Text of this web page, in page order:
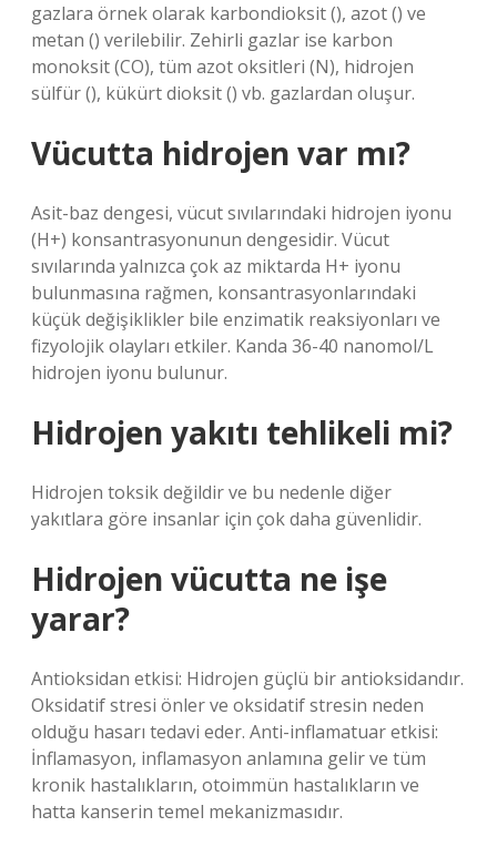
gazlara örnek olarak karbondioksit (), azot () ve
metan () verilebilir. Zehirli gazlar ise karbon
monoksit (CO), tüm azot oksitleri (N), hidrojen
sülfür (), kükürt dioksit () vb. gazlardan oluşur.
Vücutta hidrojen var mı?
Asit-baz dengesi, vücut sıvılarındaki hidrojen iyonu
(H+) konsantrasyonunun dengesidir. Vücut
sıvılarında yalnızca çok az miktarda H+ iyonu
bulunmasına rağmen, konsantrasyonlarındaki
küçük değişiklikler bile enzimatik reaksiyonları ve
fizyolojik olayları etkiler. Kanda 36-40 nanomol/L
hidrojen iyonu bulunur.
Hidrojen yakıtı tehlikeli mi?
Hidrojen toksik değildir ve bu nedenle diğer
yakıtlara göre insanlar için çok daha güvenlidir.
Hidrojen vücutta ne işe
yarar?
Antioksidan etkisi: Hidrojen güçlü bir antioksidandır.
Oksidatif stresi önler ve oksidatif stresin neden
olduğu hasarı tedavi eder. Anti-inflamatuar etkisi:
İnflamasyon, inflamasyon anlamına gelir ve tüm
kronik hastalıkların, otoimmün hastalıkların ve
hatta kanserin temel mekanizmasıdır.